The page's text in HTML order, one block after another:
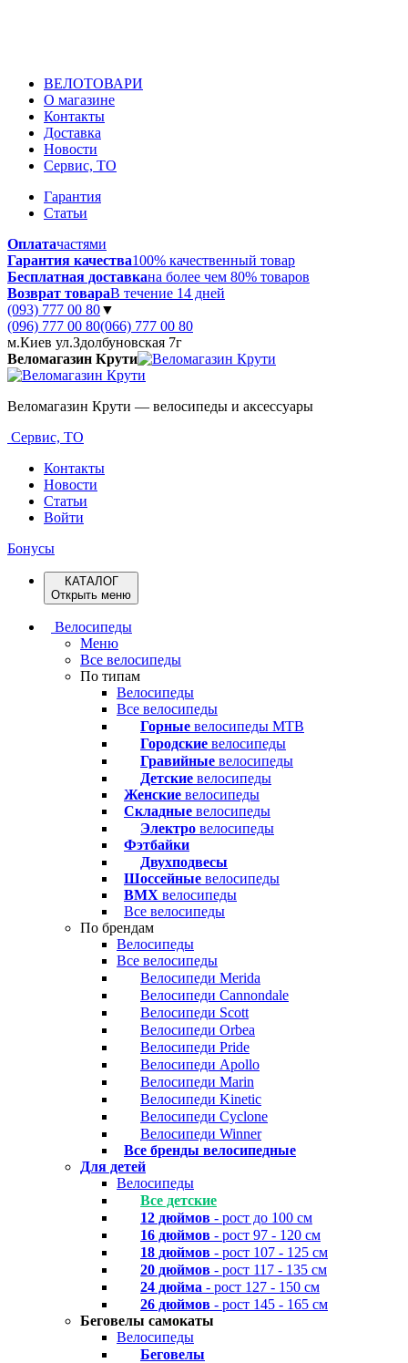
ВЕЛОТОВАРИ
О магазине
Контакты
Доставка
Новости
Сервис, ТО
Гарантия
Статьи
Оплатачастями
Гарантия качества100% качественный товар
Бесплатная доставкана более чем 80% товаров
Возврат товараВ течение 14 дней
(093) 777 00 80▼
(096) 777 00 80(066) 777 00 80
м.Киев ул.Здолбуновская 7г
Веломагазин Крути
Веломагазин Крути — велосипеды и аксессуары
Сервис, ТО
Контакты
Новости
Статьи
Войти
Бонусы
КАТАЛОГ
Открыть меню
Велосипеды
Меню
Все велосипеды
По типам
Велосипеды
Все велосипеды
Горные велосипеды MTB
Городские велосипеды
Гравийные велосипеды
Детские велосипеды
Женские велосипеды
Складные велосипеды
Электро велосипеды
Фэтбайки
Двухподвесы
Шоссейные велосипеды
BMX велосипеды
Все велосипеды
По брендам
Велосипеды
Все велосипеды
Велосипеди Merida
Велосипеди Cannondale
Велосипеди Scott
Велосипеди Orbea
Велосипеди Pride
Велосипеди Apollo
Велосипеди Marin
Велосипеди Kinetic
Велосипеди Cyclone
Велосипеди Winner
Все бренды велосипедные
Для детей
Велосипеды
Все детские
12 дюймов - рост до 100 см
16 дюймов - рост 97 - 120 см
18 дюймов - рост 107 - 125 см
20 дюймов - рост 117 - 135 см
24 дюйма - рост 127 - 150 см
26 дюймов - рост 145 - 165 см
Беговелы самокаты
Велосипеды
Беговелы